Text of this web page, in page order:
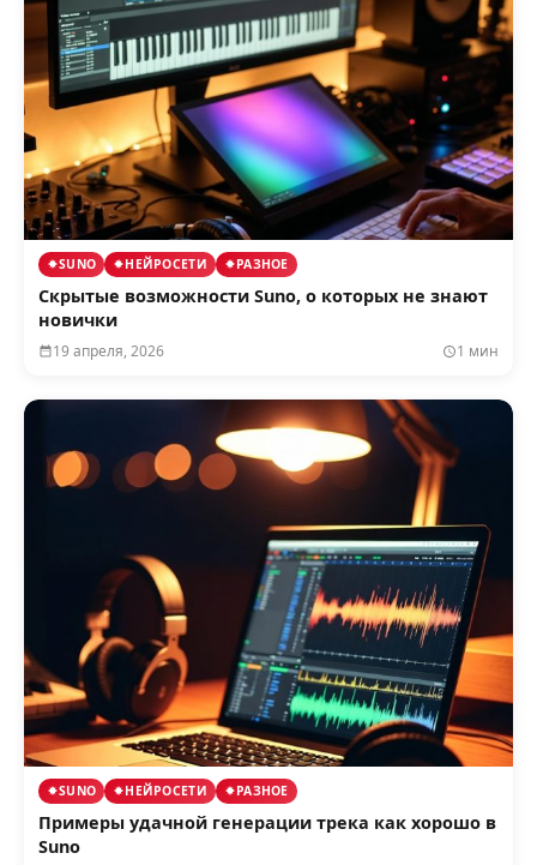
SUNO НЕЙРОСЕТИ РАЗНОЕ
Скрытые возможности Suno, о которых не знают
новички
19 апреля, 2026 1 мин
SUNO НЕЙРОСЕТИ РАЗНОЕ
Примеры удачной генерации трека как хорошо в
Suno